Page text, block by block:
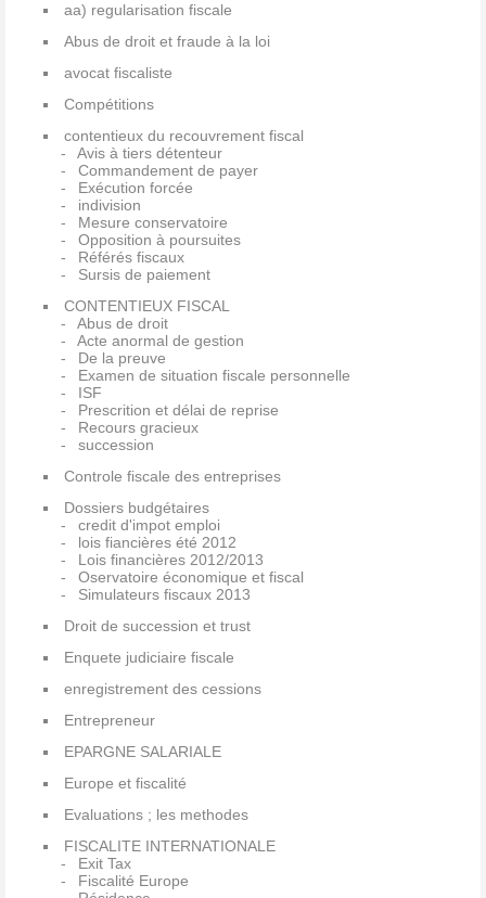
aa) regularisation fiscale
Abus de droit et fraude à la loi
avocat fiscaliste
Compétitions
contentieux du recouvrement fiscal
Avis à tiers détenteur
Commandement de payer
Exécution forcée
indivision
Mesure conservatoire
Opposition à poursuites
Référés fiscaux
Sursis de paiement
CONTENTIEUX FISCAL
Abus de droit
Acte anormal de gestion
De la preuve
Examen de situation fiscale personnelle
ISF
Prescrition et délai de reprise
Recours gracieux
succession
Controle fiscale des entreprises
Dossiers budgétaires
credit d'impot emploi
lois fiancières été 2012
Lois financières 2012/2013
Oservatoire économique et fiscal
Simulateurs fiscaux 2013
Droit de succession et trust
Enquete judiciaire fiscale
enregistrement des cessions
Entrepreneur
EPARGNE SALARIALE
Europe et fiscalité
Evaluations ; les methodes
FISCALITE INTERNATIONALE
Exit Tax
Fiscalité Europe